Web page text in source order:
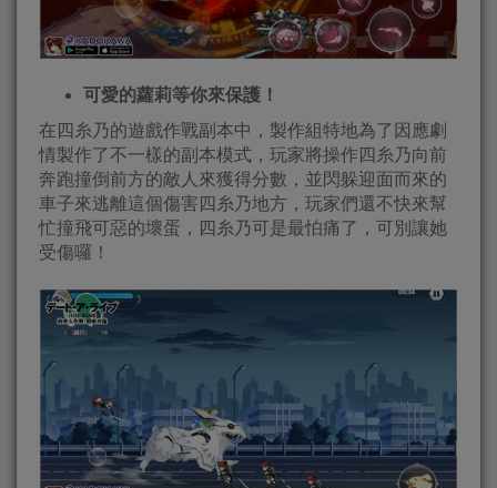
可愛的蘿莉等你來保護！
在四糸乃的遊戲作戰副本中，製作組特地為了因應劇
情製作了不一樣的副本模式，玩家將操作四糸乃向前
奔跑撞倒前方的敵人來獲得分數，並閃躲迎面而來的
車子來逃離這個傷害四糸乃地方，玩家們還不快來幫
忙撞飛可惡的壞蛋，四糸乃可是最怕痛了，可別讓她
受傷囉！